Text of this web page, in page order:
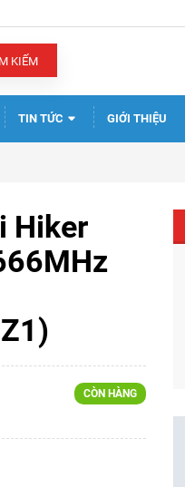
KIẾM
TIN TỨC GIỚI THIỆU
Hiker
CÒN HÀNG